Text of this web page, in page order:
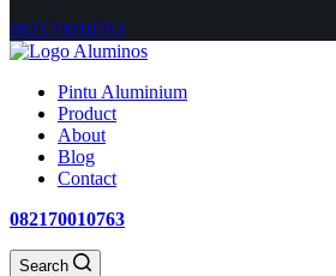
082170010763
Pintu Aluminium
Product
About
Blog
Contact
082170010763
Search